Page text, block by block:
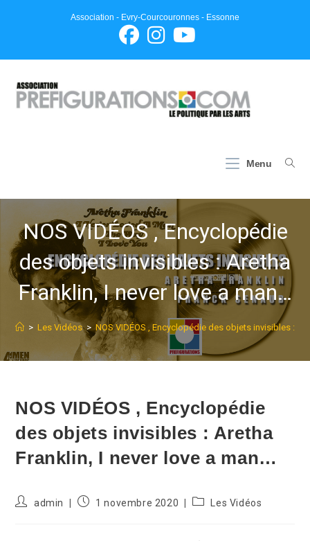
Association - Evry-Courcouronnes - Essonne
Menu
NOS VIDÉOS , Encyclopédie
des objets invisibles : Aretha
Franklin, I never love a man…
> Les Vidéos > NOS VIDÉOS , Encyclopédie des objets invisibles :
NOS VIDÉOS , Encyclopédie
des objets invisibles : Aretha
Franklin, I never love a man…
Auteur/autrice
admin
Publication
1 novembre 2020
Post Les Vidéos